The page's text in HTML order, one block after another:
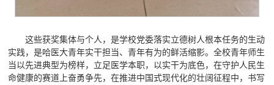
这些获奖集体与个人，是学校党委落实立德树人根本任务的生动
实践，是哈医大青年实干担当、青年有为的鲜活缩影。全校青年师生
当以先进典型为榜样，立足医学本职，以实干为底色，在守护人民生
命健康的赛道上奋勇争先，在推进中国式现代化的壮阔征程中，书写